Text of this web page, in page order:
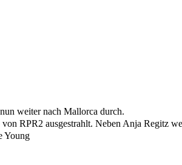
weiter nach Mallorca durch.
RPR2 ausgestrahlt. Neben Anja Regitz
Young